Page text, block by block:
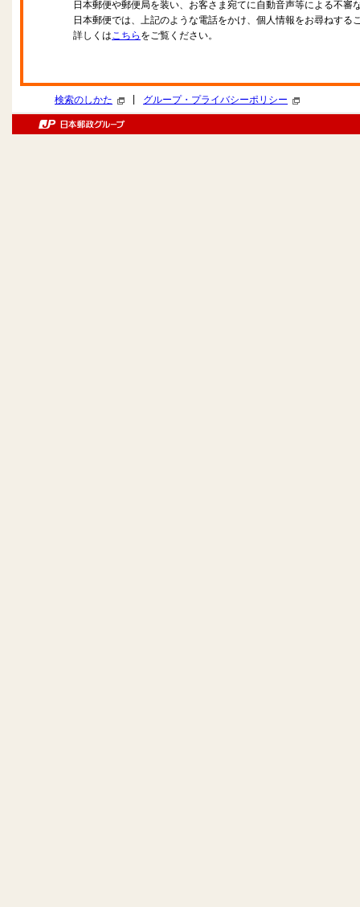
日本郵便や郵便局を装い、お客さま宛てに自動音声等による不審
日本郵便では、上記のような電話をかけ、個人情報をお尋ねする
詳しくはこちら をご覧ください。
検索のしかた グループ・プライバシーポリシー